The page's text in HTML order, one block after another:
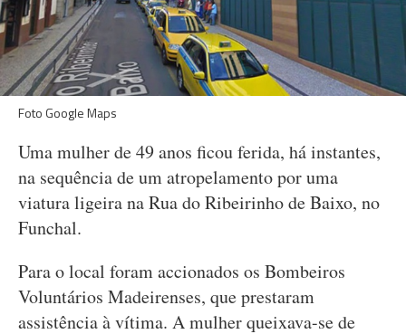
Foto Google Maps
Uma mulher de 49 anos ficou ferida, há instantes,
na sequência de um atropelamento por uma
viatura ligeira na Rua do Ribeirinho de Baixo, no
Funchal.
Para o local foram accionados os Bombeiros
Voluntários Madeirenses, que prestaram
assistência à vítima. A mulher queixava-se de